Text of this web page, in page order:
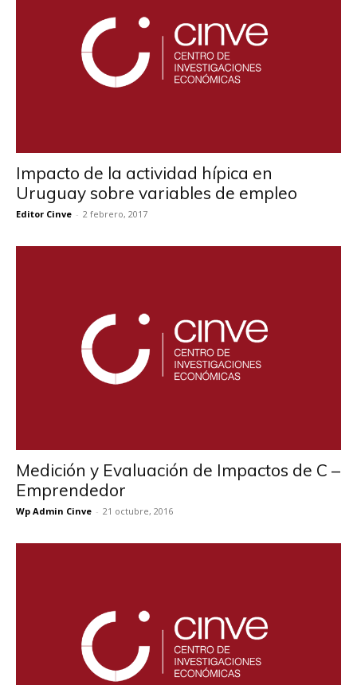
Impacto de la actividad hípica en
Uruguay sobre variables de empleo
Editor Cinve - 2 febrero, 2017
Medición y Evaluación de Impactos de C –
Emprendedor
Wp Admin Cinve - 21 octubre, 2016